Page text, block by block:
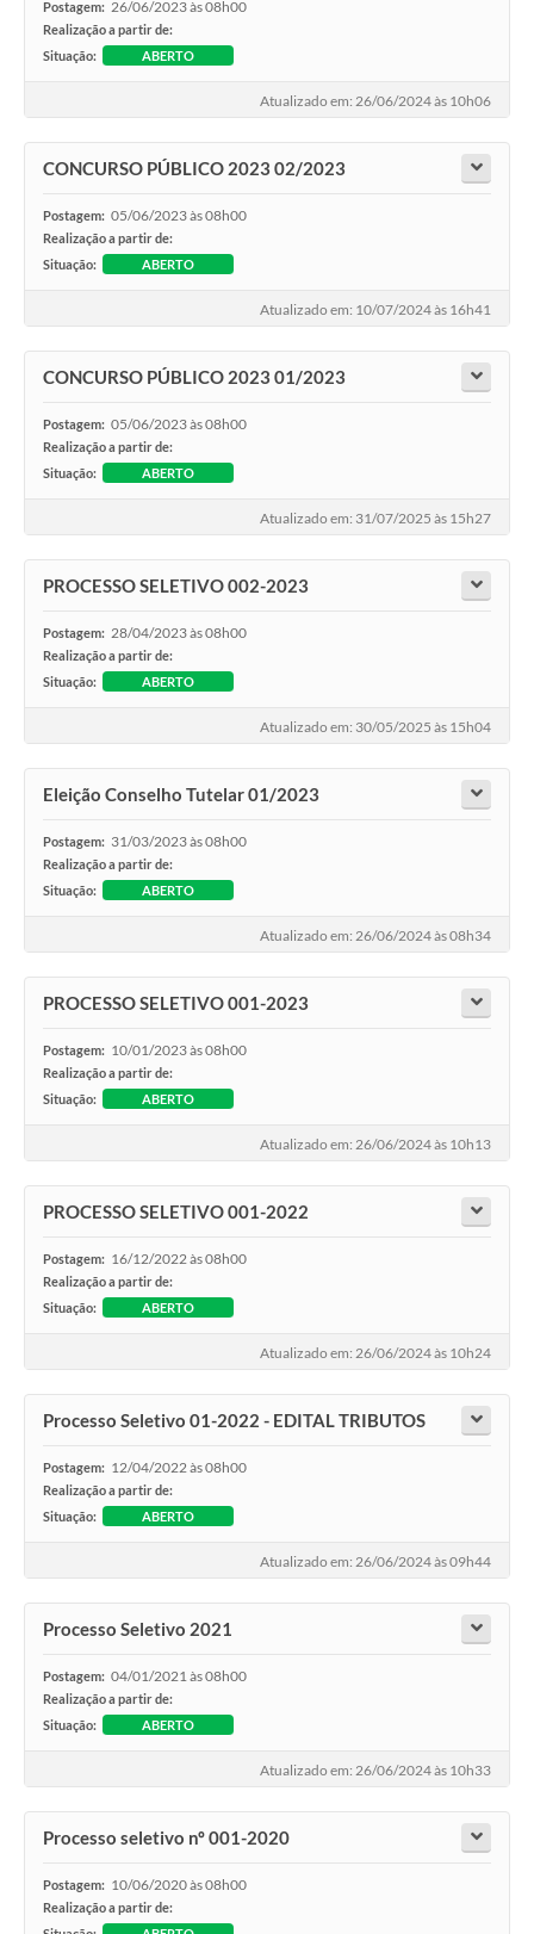
Postagem: 26/06/2023 às 08h00
Realização a partir de:
Situação:
ABERTO
Atualizado em: 26/06/2024 às 10h06
CONCURSO PÚBLICO 2023 02/2023
Postagem: 05/06/2023 às 08h00
Realização a partir de:
Situação:
ABERTO
Atualizado em: 10/07/2024 às 16h41
CONCURSO PÚBLICO 2023 01/2023
Postagem: 05/06/2023 às 08h00
Realização a partir de:
Situação:
ABERTO
Atualizado em: 31/07/2025 às 15h27
PROCESSO SELETIVO 002-2023
Postagem: 28/04/2023 às 08h00
Realização a partir de:
Situação:
ABERTO
Atualizado em: 30/05/2025 às 15h04
Eleição Conselho Tutelar 01/2023
Postagem: 31/03/2023 às 08h00
Realização a partir de:
Situação:
ABERTO
Atualizado em: 26/06/2024 às 08h34
PROCESSO SELETIVO 001-2023
Postagem: 10/01/2023 às 08h00
Realização a partir de:
Situação:
ABERTO
Atualizado em: 26/06/2024 às 10h13
PROCESSO SELETIVO 001-2022
Postagem: 16/12/2022 às 08h00
Realização a partir de:
Situação:
ABERTO
Atualizado em: 26/06/2024 às 10h24
Processo Seletivo 01-2022 - EDITAL TRIBUTOS
Postagem: 12/04/2022 às 08h00
Realização a partir de:
Situação:
ABERTO
Atualizado em: 26/06/2024 às 09h44
Processo Seletivo 2021
Postagem: 04/01/2021 às 08h00
Realização a partir de:
Situação:
ABERTO
Atualizado em: 26/06/2024 às 10h33
Processo seletivo nº 001-2020
Postagem: 10/06/2020 às 08h00
Realização a partir de: